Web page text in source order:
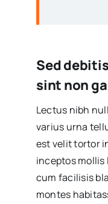
Sed
sint non
Lectus nibh
varius urna
est velit tortor
inceptos
cum facilisis
montes